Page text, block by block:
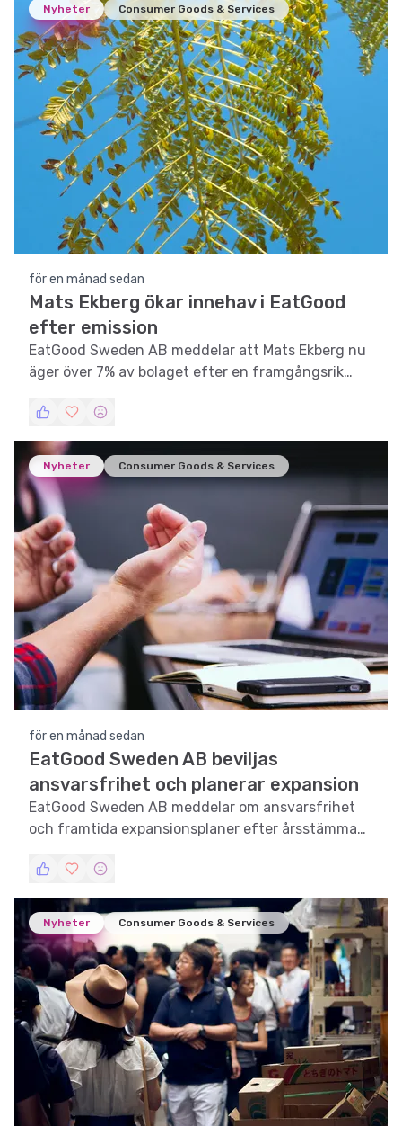
Nyheter Consumer Goods & Services
för en månad sedan
Mats Ekberg ökar innehav i EatGood
efter emission
EatGood Sweden AB meddelar att Mats Ekberg nu
äger över 7% av bolaget efter en framgångsrik
Nyheter Consumer Goods & Services
för en månad sedan
EatGood Sweden AB beviljas
ansvarsfrihet och planerar expansion
EatGood Sweden AB meddelar om ansvarsfrihet
och framtida expansionsplaner efter årsstämman
Nyheter Consumer Goods & Services